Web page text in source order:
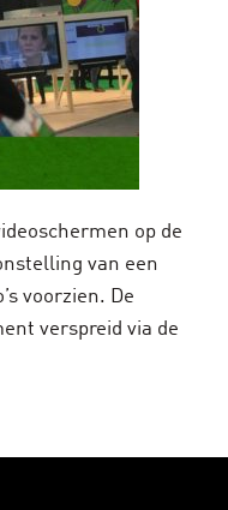
op de
van een
voorzien. De
verspreid via de